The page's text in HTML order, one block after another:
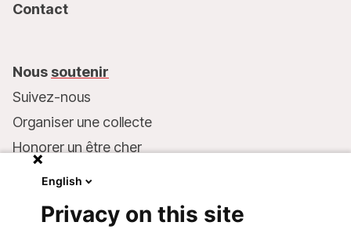
Contact
Nous soutenir
Suivez-nous
Organiser une collecte
Honorer un être cher
Faire un don
English
Privacy on this site